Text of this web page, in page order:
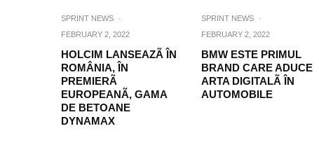
SPRINT NEWS
·
FEBRUARY 2, 2022
HOLCIM LANSEAZÃ ÎN
ROMÂNIA, ÎN
PREMIERÃ
EUROPEANÃ, GAMA
DE BETOANE
DYNAMAX
SPRINT NEWS
·
FEBRUARY 2, 2022
BMW ESTE PRIMUL
BRAND CARE ADUCE
ARTA DIGITALÃ ÎN
AUTOMOBILE